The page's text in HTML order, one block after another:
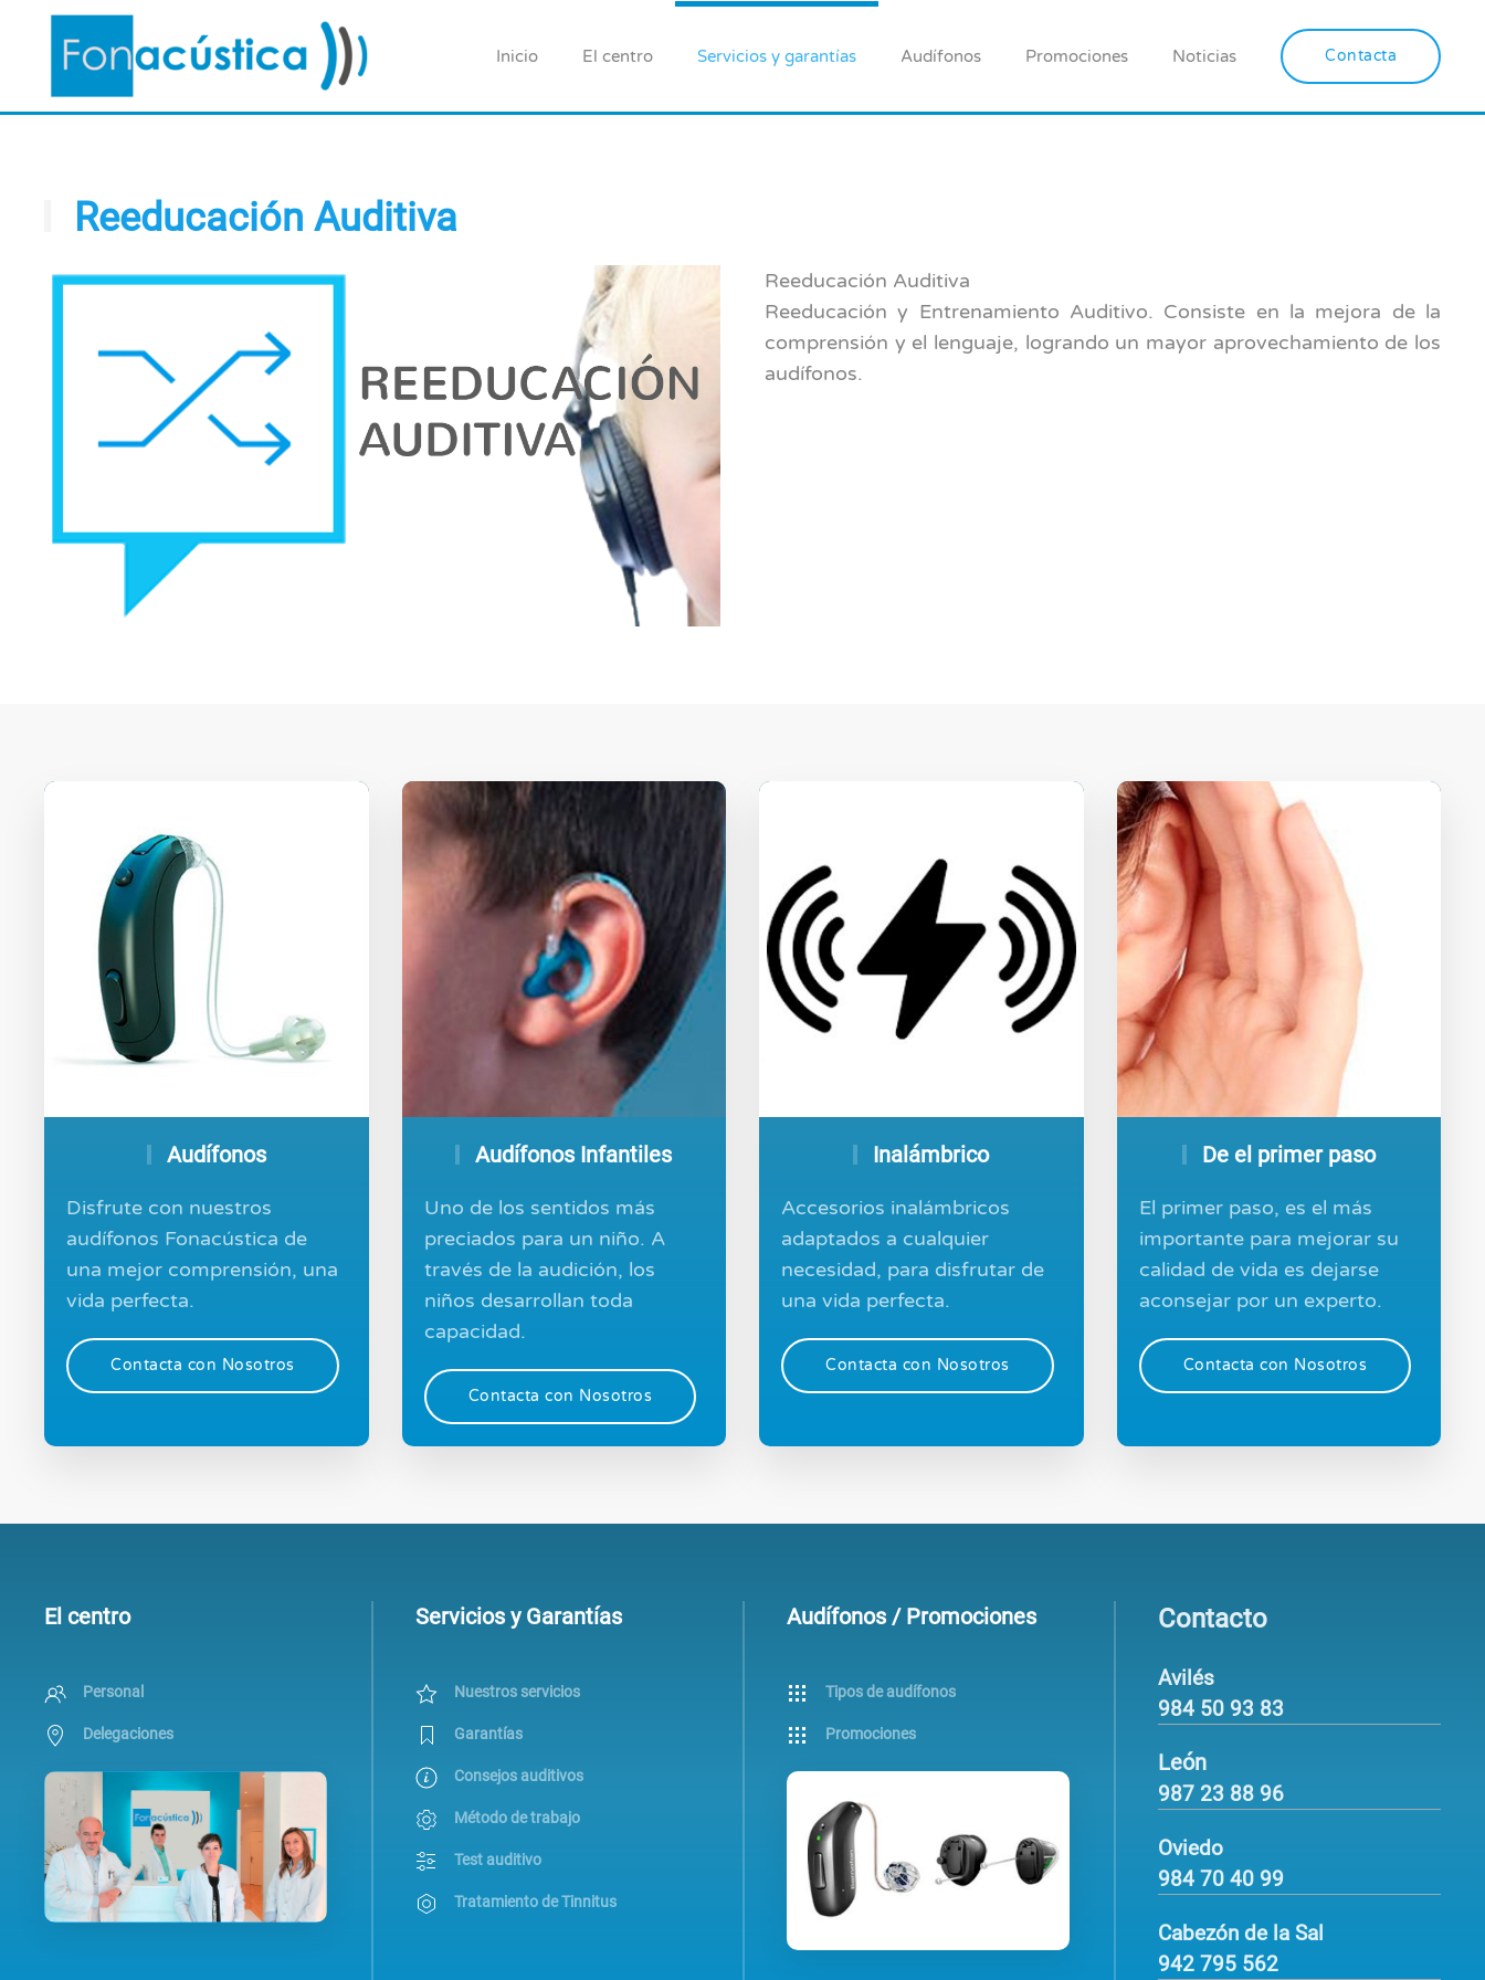
Inicio El centro Servicios y garantías Audífonos Promociones Noticias Contacta
Reeducación Auditiva
Reeducación Auditiva
Reeducación y Entrenamiento Auditivo. Consiste en la mejora de la
comprensión y el lenguaje, logrando un mayor aprovechamiento de los
audífonos.
Audífonos
Disfrute con nuestros
audífonos Fonacústica de
una mejor comprensión, una
vida perfecta.
Contacta con Nosotros
Audífonos Infantiles
Uno de los sentidos más
preciados para un niño. A
través de la audición, los
niños desarrollan toda
capacidad.
Contacta con Nosotros
Inalámbrico
Accesorios inalámbricos
adaptados a cualquier
necesidad, para disfrutar de
una vida perfecta.
Contacta con Nosotros
De el primer paso
El primer paso, es el más
importante para mejorar su
calidad de vida es dejarse
aconsejar por un experto.
Contacta con Nosotros
El centro
Personal
Delegaciones
Servicios y Garantías
Nuestros servicios
Garantías
Consejos auditivos
Método de trabajo
Test auditivo
Tratamiento de Tinnitus
Audífonos / Promociones
Tipos de audífonos
Promociones
Contacto
Avilés
984 50 93 83
León
987 23 88 96
Oviedo
984 70 40 99
Cabezón de la Sal
942 795 562